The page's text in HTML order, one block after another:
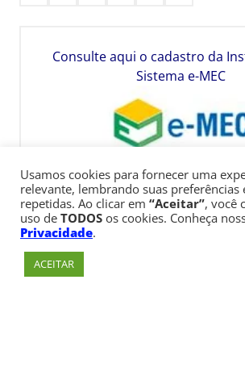
Consulte aqui o cadastro da
Sistema e-MEC
Usamos cookies para fornecer uma
relevante, lembrando suas preferências
repetidas. Ao clicar em “Aceitar”, você
uso de TODOS os cookies. Conheça
Privacidade.
ACEITAR